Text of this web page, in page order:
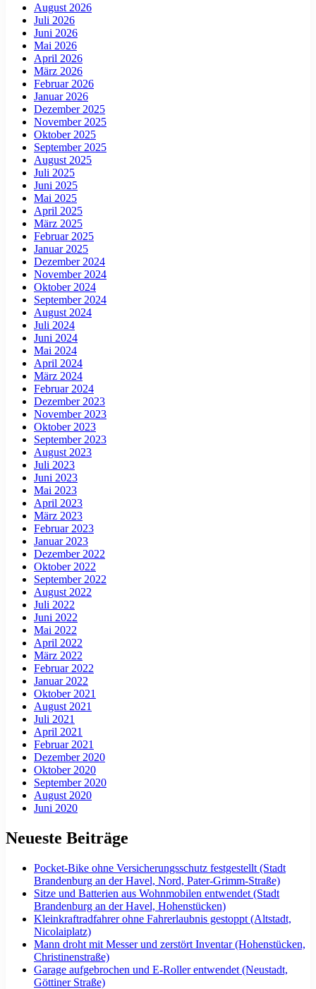
August 2026
Juli 2026
Juni 2026
Mai 2026
April 2026
März 2026
Februar 2026
Januar 2026
Dezember 2025
November 2025
Oktober 2025
September 2025
August 2025
Juli 2025
Juni 2025
Mai 2025
April 2025
März 2025
Februar 2025
Januar 2025
Dezember 2024
November 2024
Oktober 2024
September 2024
August 2024
Juli 2024
Juni 2024
Mai 2024
April 2024
März 2024
Februar 2024
Dezember 2023
November 2023
Oktober 2023
September 2023
August 2023
Juli 2023
Juni 2023
Mai 2023
April 2023
März 2023
Februar 2023
Januar 2023
Dezember 2022
Oktober 2022
September 2022
August 2022
Juli 2022
Juni 2022
Mai 2022
April 2022
März 2022
Februar 2022
Januar 2022
Oktober 2021
August 2021
Juli 2021
April 2021
Februar 2021
Dezember 2020
Oktober 2020
September 2020
August 2020
Juni 2020
Neueste Beiträge
Pocket-Bike ohne Versicherungsschutz festgestellt (Stadt
Brandenburg an der Havel, Nord, Pater-Grimm-Straße)
Sitze und Batterien aus Wohnmobilen entwendet (Stadt
Brandenburg an der Havel, Hohenstücken)
Kleinkraftradfahrer ohne Fahrerlaubnis gestoppt (Altstadt,
Nicolaiplatz)
Mann droht mit Messer und zerstört Inventar (Hohenstücken,
Christinenstraße)
Garage aufgebrochen und E-Roller entwendet (Neustadt,
Göttiner Straße)